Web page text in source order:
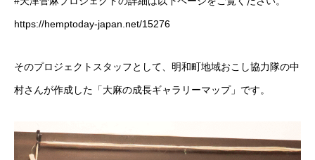
https://hemptoday-japan.net/15276
そのプロジェクトスタッフとして、 明和町地域おこし協力隊の中
村さんが作成した「大麻の成長ギャラリーマップ」です。